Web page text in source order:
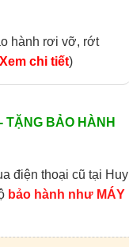
hành rơi vỡ, rớt
chi tiết)
TẶNG BẢO HÀNH
điện thoại cũ tại Huy
bảo hành như MÁY